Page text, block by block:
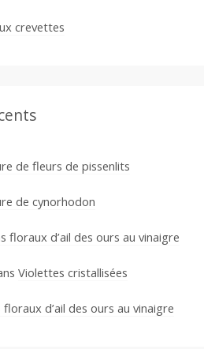
crevettes
de fleurs de pissenlits
de cynorhodon
floraux d’ail des ours au vinaigre
Violettes cristallisées
d’ail des ours au vinaigre